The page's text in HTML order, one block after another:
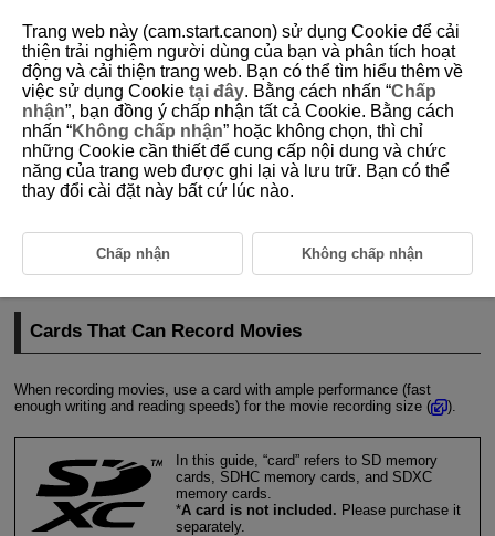
D180-008
Compatible Cards
The following cards can be used with the camera regardless of capacity.
SD/SDHC/SDXC memory cards
UHS-IIandUHS-Icards compatible
Cards That Can Record Movies
When recording movies, use a card with ample performance (fast
enough writing and reading speeds) for the movie recording size (
).
In this guide, “card” refers to SD memory
cards, SDHC memory cards, and SDXC
memory cards.
*A card is not included. Please purchase it
separately.
Trang web này (cam.start.canon) sử dụng Cookie để cải
thiện trải nghiệm người dùng của bạn và phân tích hoạt
động và cải thiện trang web. Bạn có thể tìm hiểu thêm về
việc sử dụng Cookie tại đây. Bằng cách nhấn “Chấp
nhận”, bạn đồng ý chấp nhận tất cả Cookie. Bằng cách
nhấn “Không chấp nhận” hoặc không chọn, thì chỉ
những Cookie cần thiết để cung cấp nội dung và chức
năng của trang web được ghi lại và lưu trữ. Bạn có thể
thay đổi cài đặt này bất cứ lúc nào.
Chấp nhận Không chấp nhận